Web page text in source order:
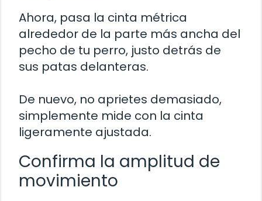
Ahora, pasa la cinta métrica
alrededor de la parte más ancha del
pecho de tu perro, justo detrás de
sus patas delanteras.
De nuevo, no aprietes demasiado,
simplemente mide con la cinta
ligeramente ajustada.
Confirma la amplitud de
movimiento